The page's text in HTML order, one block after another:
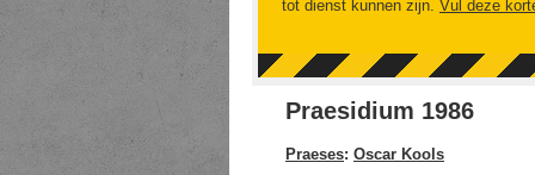
tot dienst kunnen zijn. Vul deze
Praesidium 1986
Praeses: Oscar Kools